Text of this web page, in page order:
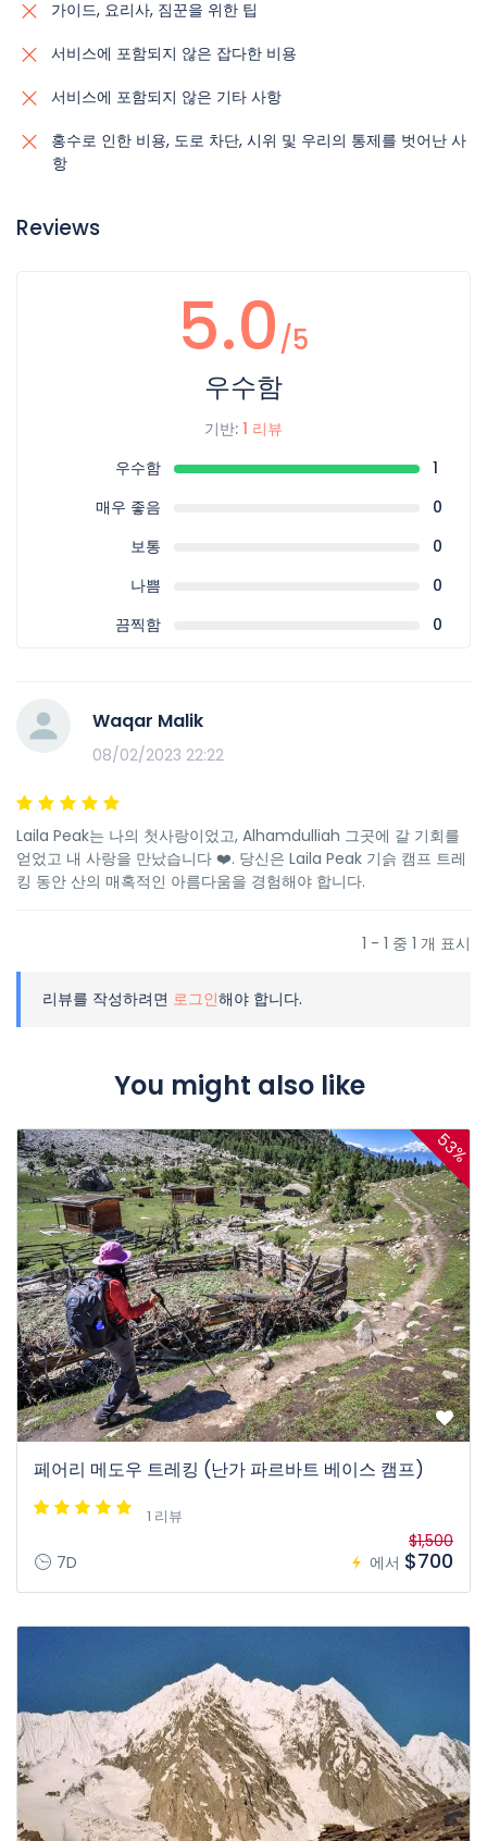
가이드, 요리사, 짐꾼을 위한 팁
서비스에 포함되지 않은 잡다한 비용
서비스에 포함되지 않은 기타 사항
홍수로 인한 비용, 도로 차단, 시위 및 우리의 통제를 벗어난 사
항
Reviews
5.0/5
우수함
기반: 1 리뷰
우수함
1
매우 좋음
0
보통
0
나쁨
0
끔찍함
0
Waqar Malik
08/02/2023 22:22
Laila Peak는 나의 첫사랑이었고, Alhamdulliah 그곳에 갈 기회를
얻었고 내 사랑을 만났습니다 ❤️. 당신은 Laila Peak 기슭 캠프 트레
킹 동안 산의 매혹적인 아름다움을 경험해야 합니다.
1 - 1 중 1 개 표시
리뷰를 작성하려면 로그인해야 합니다.
You might also like
53%
페어리 메도우 트레킹 (난가 파르바트 베이스 캠프)
1 리뷰
7D 에서
$1,500
$700